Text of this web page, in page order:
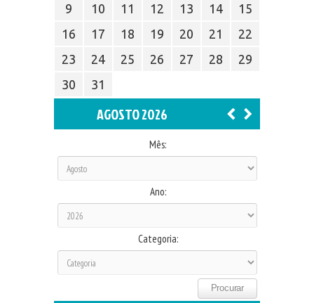
9
10 11 12 13 14
15
16
17 18 19 20 21
22
23
24 25 26 27 28
29
30
31
AGOSTO 2026
Mês:
Ano:
Categoria: